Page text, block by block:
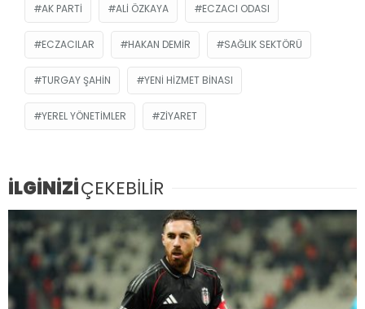
AK PARTI ALI ÖZKAYA ECZACI ODASI
ECZACILAR HAKAN DEMIR SAĞLIK SEKTÖRÜ
TURGAY ŞAHIN YENI HIZMET BINASI
YEREL YÖNETIMLER ZIYARET
İLGİNİZİÇEKEBİLİR